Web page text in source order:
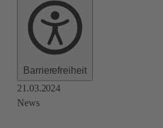
Barrierefreiheit
21.03.2024
News